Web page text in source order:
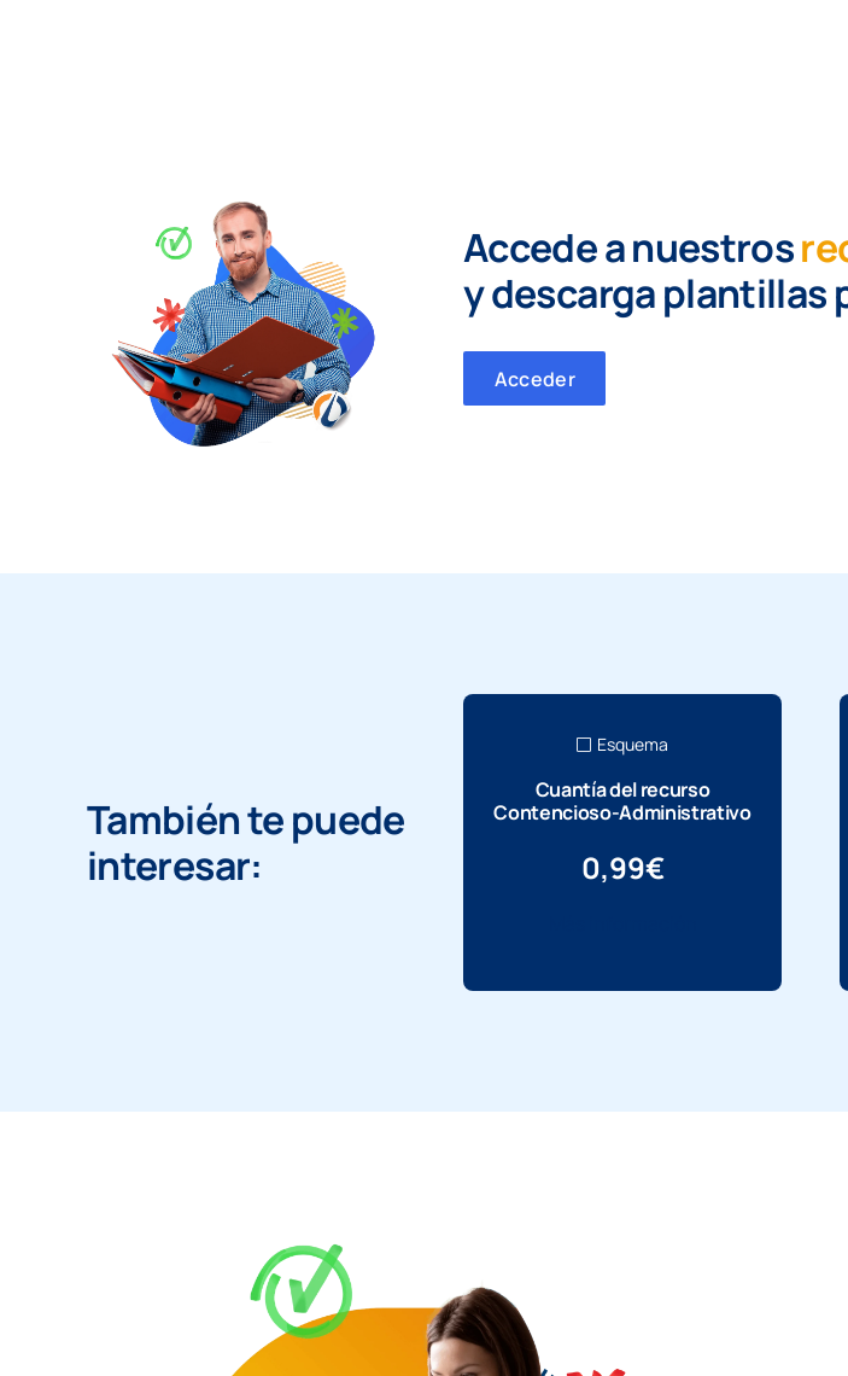
Accede a nuestros
ydescarga plantillas
Acceder
También te puede
interesar:
Esquema
Cuantía del recurso
Contencioso-Administrativo
0,99€